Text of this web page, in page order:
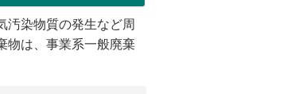
汚染物質の発生など周
物は、事業系一般廃棄